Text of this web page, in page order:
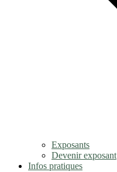
Exposants
Devenir exposant
Infos pratiques